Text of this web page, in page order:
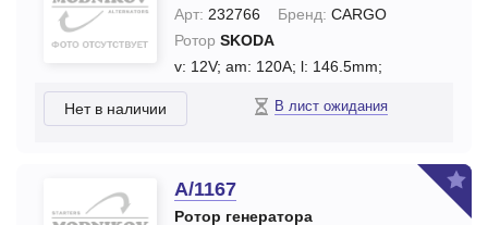
Арт: 232766 Бренд: CARGO
Ротор SKODA
v: 12V; am: 120A; l: 146.5mm;
Нет в наличии В лист ожидания
A/1167
Ротор генератора